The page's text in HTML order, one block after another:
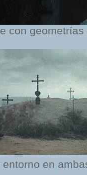
con
entorno en